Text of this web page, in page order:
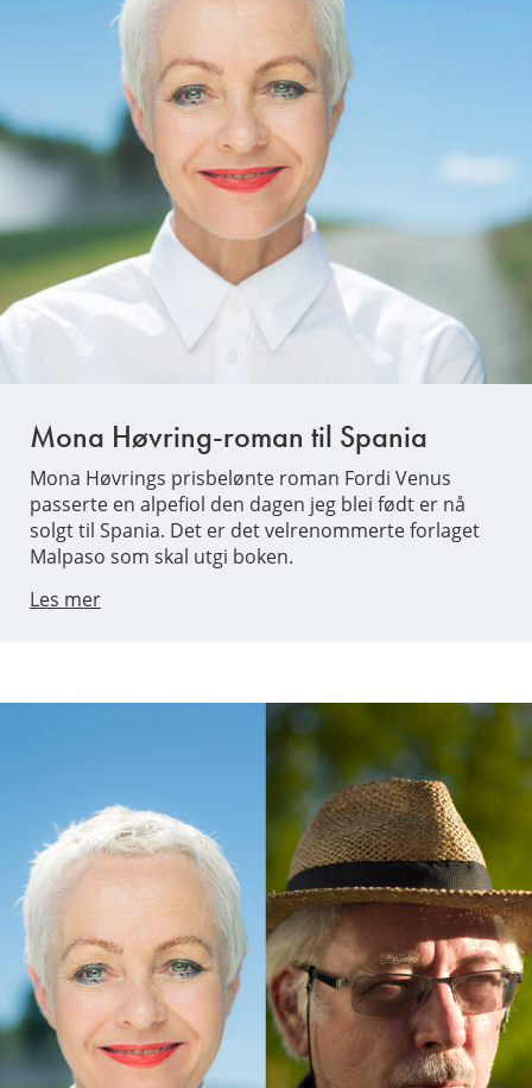
Mona Høvring-roman til Spania
Mona Høvrings prisbelønte roman Fordi Venus
passerte en alpefiol den dagen jeg blei født er nå
solgt til Spania. Det er det velrenommerte forlaget
Malpaso som skal utgi boken.
Les mer